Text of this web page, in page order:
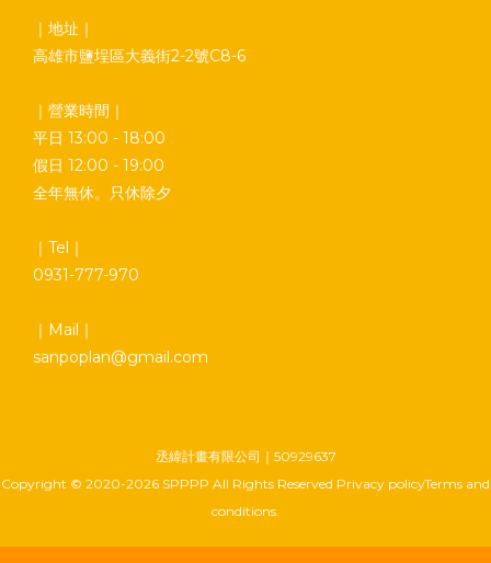
｜地址｜
高雄市鹽埕區大義街2-2號C8-6
｜營業時間｜
平日 13:00 - 18:00
假日 12:00 - 19:00
全年無休。只休除夕
｜Tel｜
0931-777-970
｜Mail｜
sanpoplan@gmail.com
丞緯計畫有限公司｜50929637
Copyright © 2020-2026 SPPPP All Rights Reserved Privacy policyTerms and
conditions.